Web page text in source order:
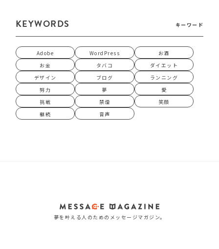
KEYWORDS キーワード
Adobe WordPress
お酒
お金
タバコ
ダイエット
デザイン
ブログ
ランニング
努力
夢
愛
挑戦
禁煙
笑顔
継続
音声
夢を叶える人のためのメッセージマガジン。